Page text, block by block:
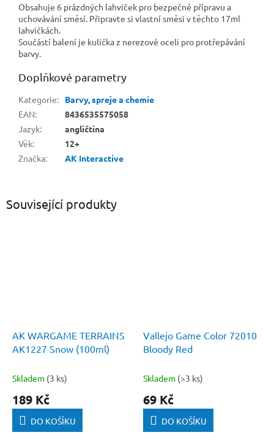
Související produkty
AK WARGAME TERRAINS
AK1227 Snow (100ml)
Skladem (3 ks)
189 Kč
DO KOŠÍKU
Vallejo Game Color 72010
Bloody Red
Skladem (>3 ks)
69 Kč
DO KOŠÍKU
Obsahuje 6 prázdných lahviček pro bezpečné přípravu a
uchovávání směsí. Připravte si vlastní směsi v těchto 17ml
lahvičkách.
Součástí balení je kulička z nerezové oceli pro protřepávání
barvy.
Doplňkové parametry
Kategorie:
Barvy, spreje a chemie
EAN:
8436535575058
Jazyk:
angličtina
Věk:
12+
Značka: AK Interactive